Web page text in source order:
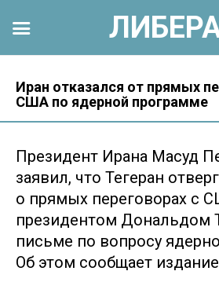
контенту
Иран отказался от прямых
США по ядерной программе
Президент Ирана Масуд
заявил, что Тегеран
о прямых переговорах с
президентом Дональдом
письме по вопросу
Об этом сообщает издание